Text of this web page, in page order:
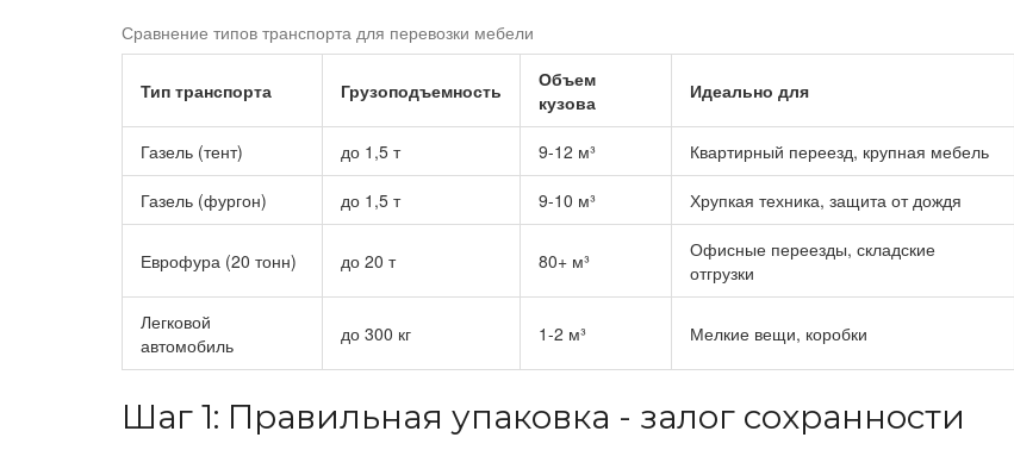
Сравнение типов транспорта для перевозки мебели
Тип транспорта Грузоподъемность
Объем
кузова
Идеально для
Газель (тент) до 1,5 т 9-12 м³ Квартирный переезд, крупная мебель
Газель (фургон) до 1,5 т 9-10 м³ Хрупкая техника, защита от дождя
Еврофура (20 тонн) до 20 т 80+ м³
Офисные переезды, складские
отгрузки
Легковой
автомобиль
до 300 кг 1-2 м³ Мелкие вещи, коробки
Шаг 1: Правильная упаковка - залог сохранности